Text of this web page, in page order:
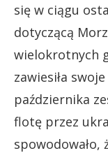
się w ciągu
dotyczącą
wielokrotnych
zawiesiła
października
flotę przez
spowodowało,